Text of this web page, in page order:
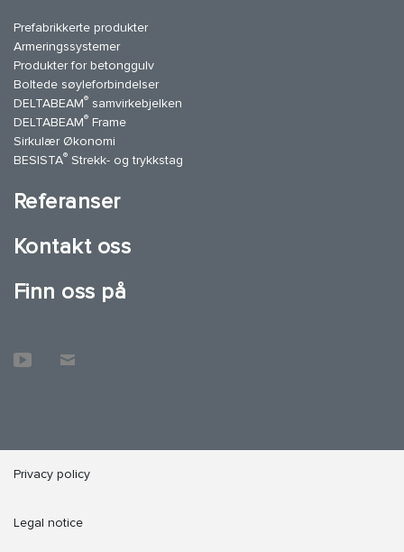
Prefabrikkerte produkter
Armeringssystemer
Produkter for betonggulv
Boltede søyleforbindelser
DELTABEAM® samvirkebjelken
DELTABEAM® Frame
Sirkulær Økonomi
BESISTA® Strekk- og trykkstag
Referanser
Kontakt oss
Finn oss på
Privacy policy
Legal notice